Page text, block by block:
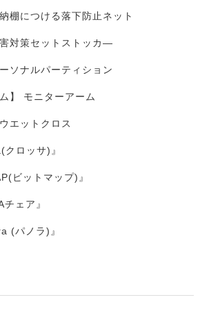
棚につける落下防止ネット
害対策セットストッカ―
ソナルパーティション
】 モニターアーム
エットクロス
ロッサ)』
ビットマップ)』
ェア』
(パノラ)』